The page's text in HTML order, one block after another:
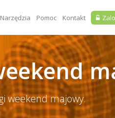
Narzędzia Pomoc Kontakt
weekend majowy.